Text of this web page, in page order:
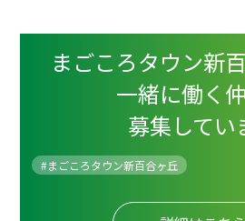
まごころタウン新
一緒に働く
募集してい
#まごころタウン新百合ヶ丘